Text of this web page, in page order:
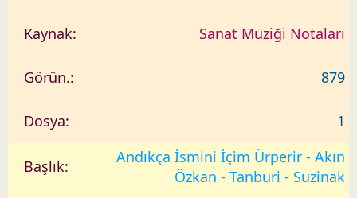
Sanat Müziği Notaları
879
1
Andıkça İsmini İçim Ürperir - Akın
Özkan - Tanburi - Suzinak